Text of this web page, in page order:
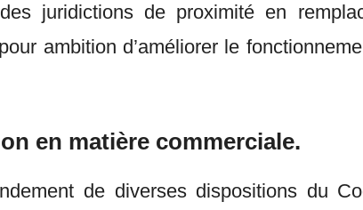
juridictions de proximité en
ambition d’améliorer le
en matière commerciale.
de diverses dispositions du